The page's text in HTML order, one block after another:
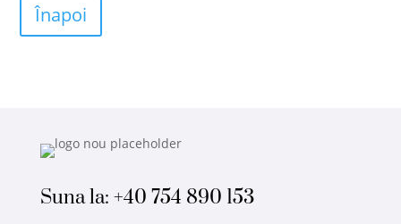
Înapoi
Suna la: +40 754 890 153